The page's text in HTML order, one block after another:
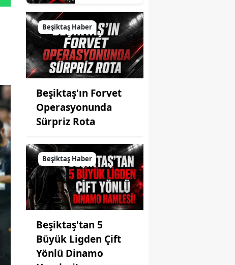
Beşiktaş Haber
Beşiktaş'ın Forvet
Operasyonunda
Sürpriz Rota
Beşiktaş Haber
Beşiktaş'tan 5
Büyük Ligden Çift
Yönlü Dinamo